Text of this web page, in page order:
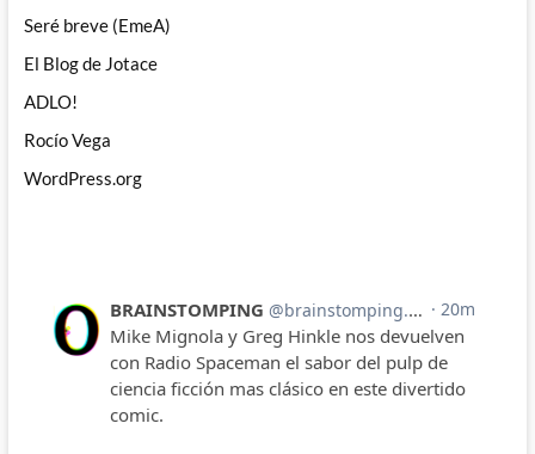
Seré breve (EmeA)
El Blog de Jotace
ADLO!
Rocío Vega
WordPress.org